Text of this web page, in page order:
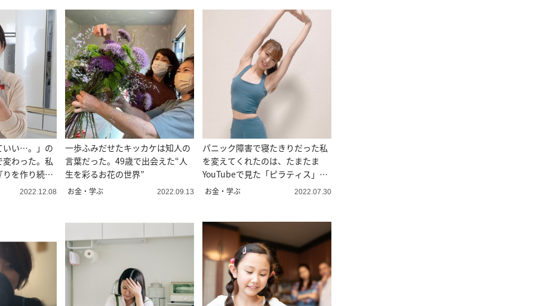
いい…。」の
わった。私
を作り続け
2022.12.08
一歩ふみだせたキッカケは知人の
言葉だった。49歳で出会えた“人
生を彩るお花の世界”
お金・学ぶ 2022.09.13
パニック障害で寝たきりだった私
を変えてくれたのは、たまたま
YouTubeで見た「ピラティス」だ
った。
お金・学ぶ 2022.07.30